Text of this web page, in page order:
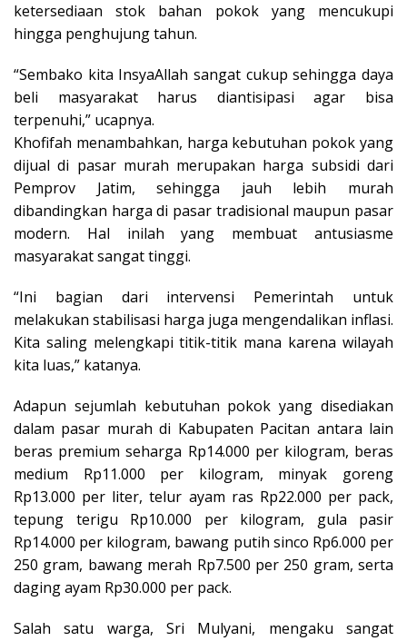
ketersediaan stok bahan pokok yang mencukupi
hingga penghujung tahun.
“Sembako kita InsyaAllah sangat cukup sehingga daya
beli masyarakat harus diantisipasi agar bisa
terpenuhi,” ucapnya.
Khofifah menambahkan, harga kebutuhan pokok yang
dijual di pasar murah merupakan harga subsidi dari
Pemprov Jatim, sehingga jauh lebih murah
dibandingkan harga di pasar tradisional maupun pasar
modern. Hal inilah yang membuat antusiasme
masyarakat sangat tinggi.
“Ini bagian dari intervensi Pemerintah untuk
melakukan stabilisasi harga juga mengendalikan inflasi.
Kita saling melengkapi titik-titik mana karena wilayah
kita luas,” katanya.
Adapun sejumlah kebutuhan pokok yang disediakan
dalam pasar murah di Kabupaten Pacitan antara lain
beras premium seharga Rp14.000 per kilogram, beras
medium Rp11.000 per kilogram, minyak goreng
Rp13.000 per liter, telur ayam ras Rp22.000 per pack,
tepung terigu Rp10.000 per kilogram, gula pasir
Rp14.000 per kilogram, bawang putih sinco Rp6.000 per
250 gram, bawang merah Rp7.500 per 250 gram, serta
daging ayam Rp30.000 per pack.
Salah satu warga, Sri Mulyani, mengaku sangat